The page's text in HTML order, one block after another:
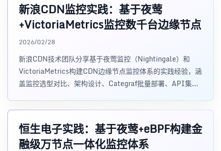
新浪CDN监控实践：基于夜莺
+VictoriaMetrics监控数千台边缘节点
2026/02/28
新浪CDN技术团队分享基于夜莺监控（Nightingale）和
VictoriaMetrics构建CDN边缘节点监控体系的实践经验，涵
盖监控选型对比、架构设计、Categraf批量部署、API集成
恒生电子实践：基于夜莺+eBPF构建金
融级万节点一体化监控体系